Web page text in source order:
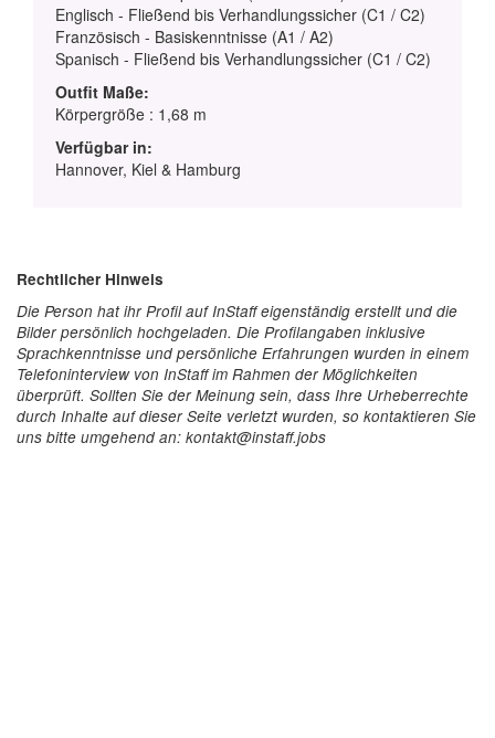
Englisch - Fließend bis Verhandlungssicher (C1 / C2)
Französisch - Basiskenntnisse (A1 / A2)
Spanisch - Fließend bis Verhandlungssicher (C1 / C2)
Outfit Maße:
Körpergröße : 1,68 m
Verfügbar in:
Hannover, Kiel & Hamburg
Rechtlicher Hinweis
Die Person hat ihr Profil auf InStaff eigenständig erstellt und die
Bilder persönlich hochgeladen. Die Profilangaben inklusive
Sprachkenntnisse und persönliche Erfahrungen wurden in einem
Telefoninterview von InStaff im Rahmen der Möglichkeiten
überprüft. Sollten Sie der Meinung sein, dass Ihre Urheberrechte
durch Inhalte auf dieser Seite verletzt wurden, so kontaktieren Sie
uns bitte umgehend an: kontakt@instaff.jobs